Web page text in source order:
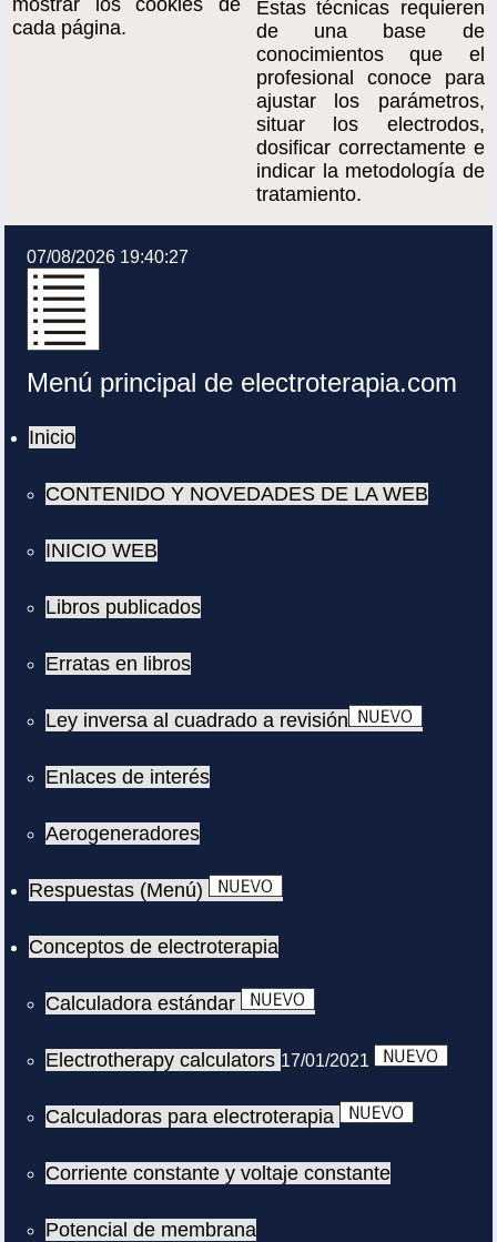
mostrar los cookies de
cada página.
Estas técnicas requieren
de una base de
conocimientos que el
profesional conoce para
ajustar los parámetros,
situar los electrodos,
dosificar correctamente e
indicar la metodología de
tratamiento.
07/08/2026 19:40:27
Menú principal de electroterapia.com
Inicio
CONTENIDO Y NOVEDADES DE LA WEB
INICIO WEB
Libros publicados
Erratas en libros
Ley inversa al cuadrado a revisión
Enlaces de interés
Aerogeneradores
Respuestas (Menú)
Conceptos de electroterapia
Calculadora estándar
Electrotherapy calculators 17/01/2021
Calculadoras para electroterapia
Corriente constante y voltaje constante
Potencial de membrana